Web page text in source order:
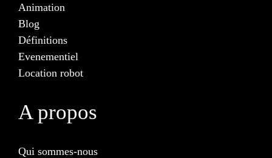
Animation
Blog
Définitions
Evenementiel
Location robot
A propos
Qui sommes-nous